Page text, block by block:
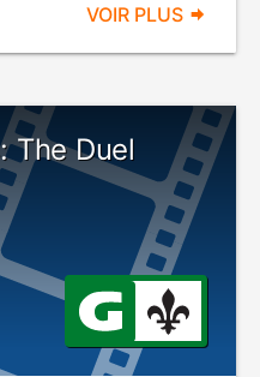
VOIR PLUS
The Duel